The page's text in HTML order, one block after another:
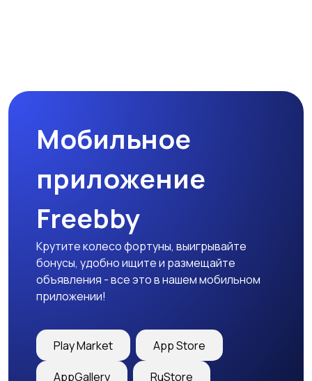
Мобильное
приложение
Freebby
Крутите колесо фортуны, выигрывайте
бонусы, удобно ищите и размещайте
объявления - все это в нашем мобильном
приложении!
Play Market App Store
AppGallery RuStore